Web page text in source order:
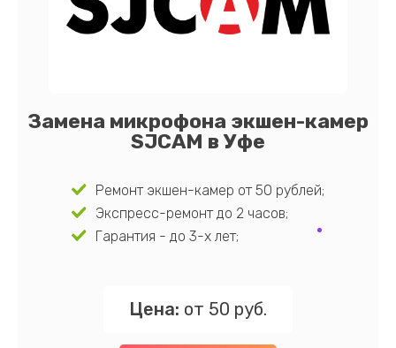
Замена микрофона экшен-камер
SJCAM в Уфе
Ремонт экшен-камер от 50 рублей;
Экспресс-ремонт до 2 часов;
Гарантия - до 3-х лет;
Цена: от 50 руб.